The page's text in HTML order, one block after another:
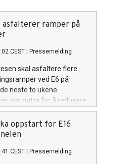
asfalterer ramper på
CEST Pressemelding
skal asfaltere flere
ved E6 på
neste to ukene.
om natta for å redusere
trafikantene.
oppstart for E16
CEST Pressemelding